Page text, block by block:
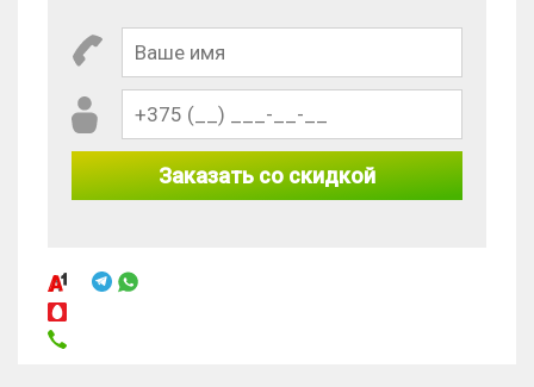
Заказать со скидкой